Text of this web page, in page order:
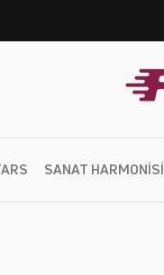
SANAT HARMONISI